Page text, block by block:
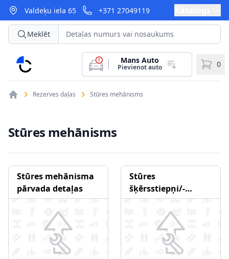
Valdeķu iela 65 +371 27049119
CarParts
Meklēt
Mans Auto
Pievienot auto 0
Rezerves daļas Stūres mehānisms
Stūres mehānisms
Stūres mehānisma
pārvada detaļas
Stūres
šķērsstiepņi/-
atsevišķi
komponenti